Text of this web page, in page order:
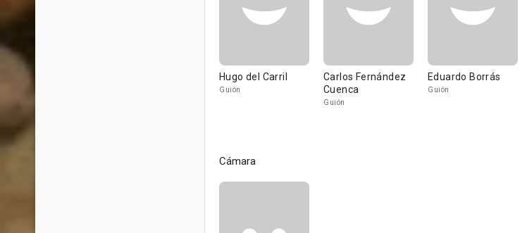
Hugo del Carril
Guión
Carlos Fernández
Cuenca
Guión
Eduardo Borrás
Guión
Cámara